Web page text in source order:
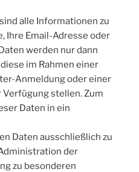
alle Informationen zu
Ihre Email-Adresse oder
werden nur dann
im Rahmen einer
Anmeldung oder einer
stellen. Zum
Daten in ein
Daten ausschließlich zu
der
zu besonderen